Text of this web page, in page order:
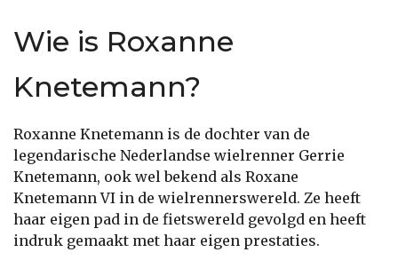
Wie is Roxanne
Knetemann?
Roxanne Knetemann is de dochter van de
legendarische Nederlandse wielrenner Gerrie
Knetemann, ook wel bekend als Roxane
Knetemann VI in de wielrennerswereld. Ze heeft
haar eigen pad in de fietswereld gevolgd en heeft
indruk gemaakt met haar eigen prestaties.